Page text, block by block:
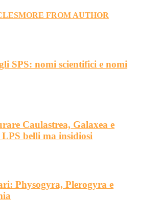
MORE FROM AUTHOR
SPS: nomi scientifici e nomi
Caulastrea, Galaxea e
belli ma insidiosi
Physogyra, Plerogyra e